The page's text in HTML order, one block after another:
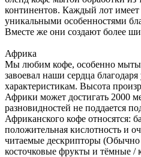
континентов. Каждый лот
уникальными особенностями
Вместе же они создают более
Африка
Мы любим кофе, особенно
завоевал наши сердца
характеристикам. Высота
Африки может достигать 2000
разновидностей не поддается
Африканского кофе относятся:
положительная кислотность и
читаемые дескрипторы (Обычно
косточковые фрукты и тёмные /